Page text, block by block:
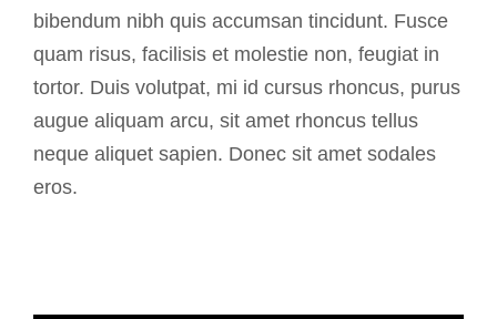
bibendum nibh quis accumsan tincidunt. Fusce
quam risus, facilisis et molestie non, feugiat in
tortor. Duis volutpat, mi id cursus rhoncus, purus
augue aliquam arcu, sit amet rhoncus tellus
neque aliquet sapien. Donec sit amet sodales
eros.